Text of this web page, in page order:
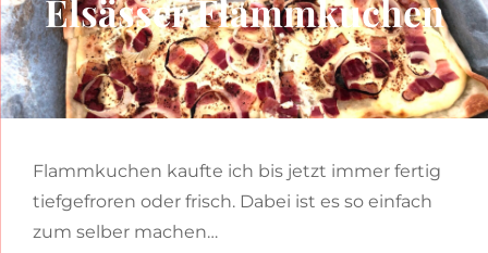
Elsässer Flammkuchen
Flammkuchen kaufte ich bis jetzt immer fertig
tiefgefroren oder frisch. Dabei ist es so einfach
zum selber machen…